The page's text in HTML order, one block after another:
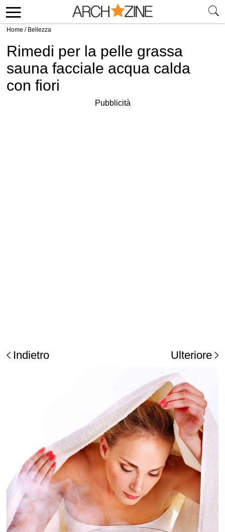
Home / Bellezza
Rimedi per la pelle grassa
sauna facciale acqua calda
con fiori
Pubblicità
Indietro Ulteriore